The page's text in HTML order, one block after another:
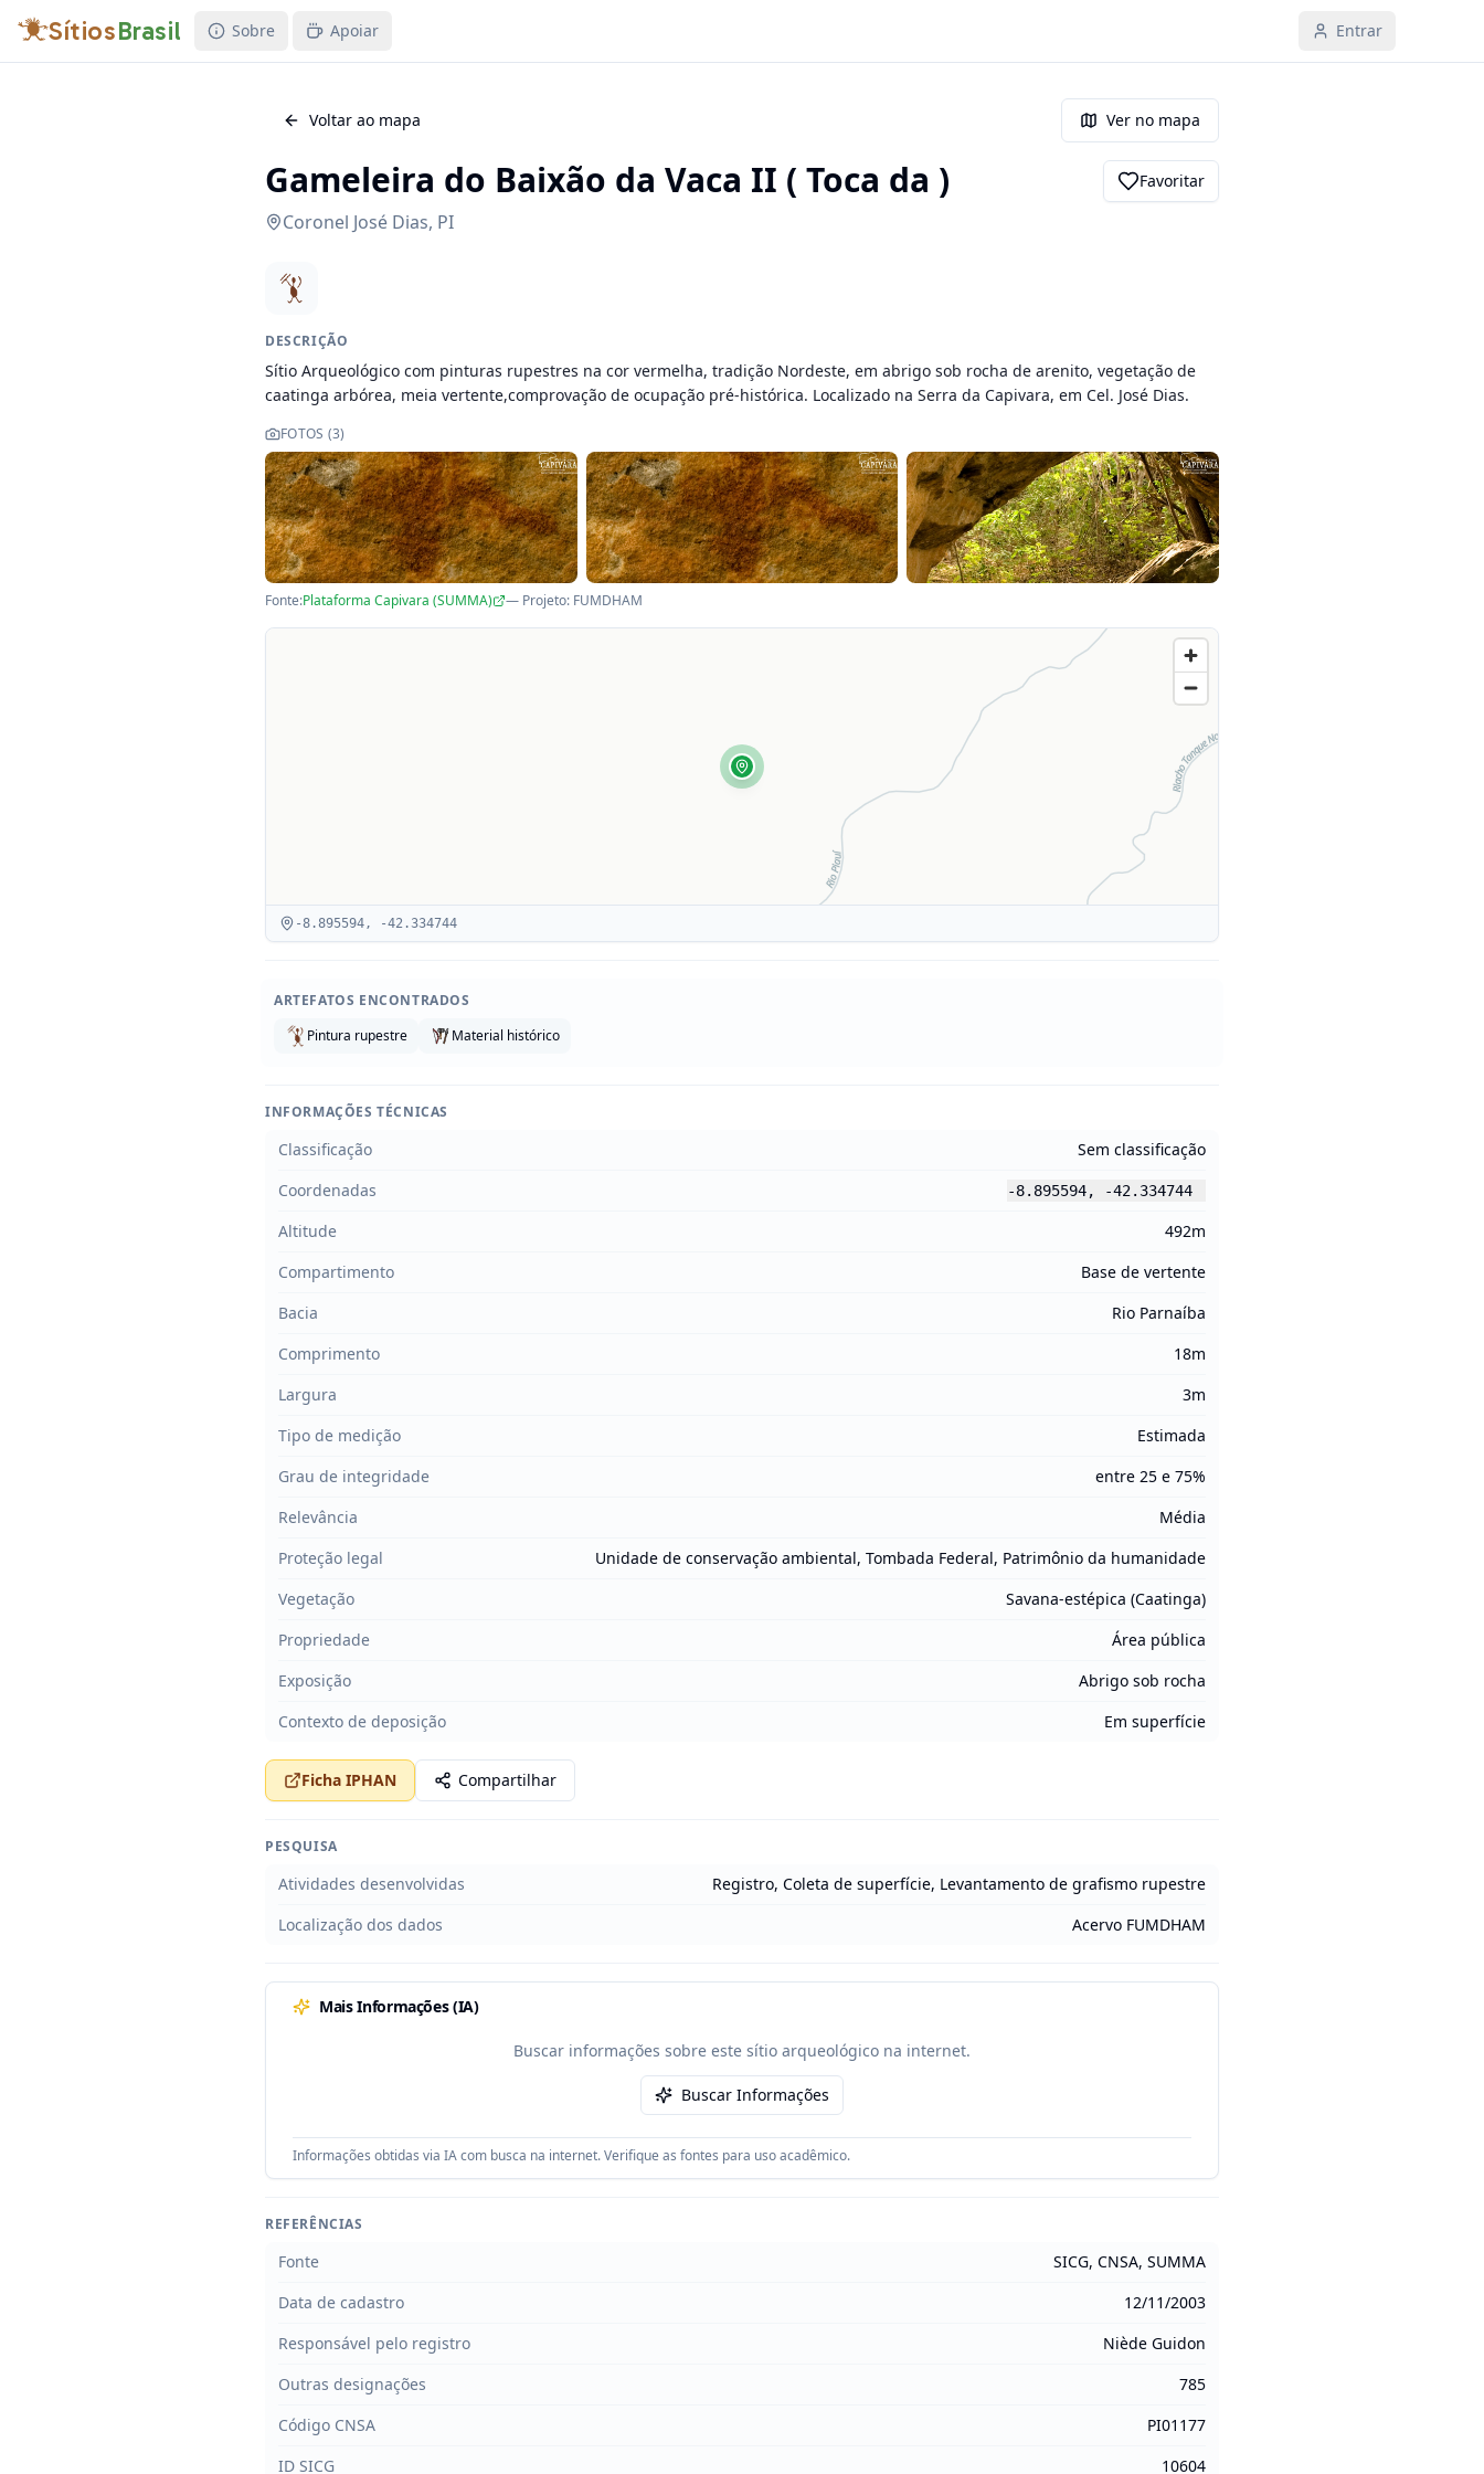
SítiosBrasil Sobre Apoiar Entrar
Voltar ao mapa Ver no mapa
Gameleira do Baixão da Vaca II ( Toca da )
Coronel José Dias, PI
Favoritar
DESCRIÇÃO
Sítio Arqueológico com pinturas rupestres na cor vermelha, tradição Nordeste, em abrigo sob rocha de arenito, vegetação de
caatinga arbórea, meia vertente,comprovação de ocupação pré-histórica. Localizado na Serra da Capivara, em Cel. José Dias.
FOTOS (3)
Fonte:Plataforma Capivara (SUMMA) — Projeto: FUMDHAM
-8.895594, -42.334744
ARTEFATOS ENCONTRADOS
Pintura rupestre
Material histórico
INFORMAÇÕES TÉCNICAS
Classificação
Sem classificação
Coordenadas
-8.895594, -42.334744
Altitude
492m
Compartimento
Base de vertente
Bacia
Rio Parnaíba
Comprimento
18m
Largura
3m
Tipo de medição
Estimada
Grau de integridade
entre 25 e 75%
Relevância
Média
Proteção legal
Unidade de conservação ambiental, Tombada Federal, Patrimônio da humanidade
Vegetação
Savana-estépica (Caatinga)
Propriedade
Área pública
Exposição
Abrigo sob rocha
Contexto de deposição
Em superfície
Ficha IPHAN Compartilhar
PESQUISA
Atividades desenvolvidas
Registro, Coleta de superfície, Levantamento de grafismo rupestre
Localização dos dados
Acervo FUMDHAM
Mais Informações (IA)
Buscar informações sobre este sítio arqueológico na internet.
Buscar Informações
Informações obtidas via IA com busca na internet. Verifique as fontes para uso acadêmico.
REFERÊNCIAS
Fonte
SICG, CNSA, SUMMA
Data de cadastro
12/11/2003
Responsável pelo registro
Niède Guidon
Outras designações
785
Código CNSA
PI01177
ID SICG
10604